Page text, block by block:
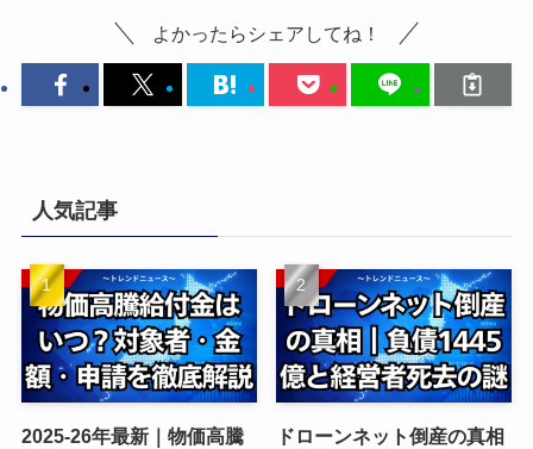
よかったらシェアしてね！
人気記事
2025-26年最新｜物価高騰
ドローンネット倒産の真相